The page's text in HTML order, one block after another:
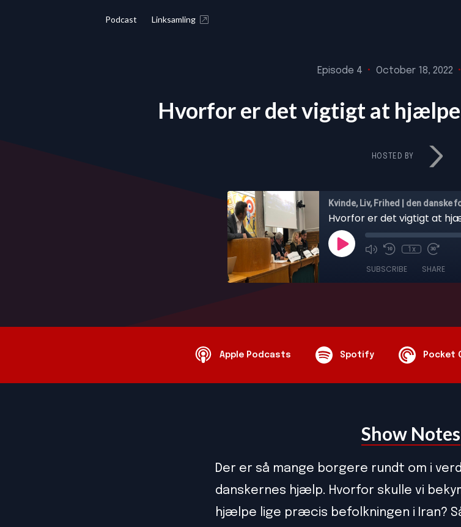
Podcast Linksamling
Episode 4 • October 18, 2022 •
Hvorfor er det vigtigt at
HOSTED BY
Kvinde, Liv, Frihed | den
Hvorfor er det vigtigt at
1x
SUBSCRIBE SHARE
Apple Podcasts Spotify Pocket
Show Notes
Der er så mange borgere rundt om i
danskernes hjælp. Hvorfor skulle vi
hjælpe lige præcis befolkningen i Iran?